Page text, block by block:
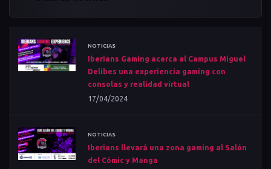
NOTICIAS
Iberians Gaming acerca al Campus Miguel
Delibes una experiencia gaming con
consolas y realidad virtual
17/04/2024
NOTICIAS
Iberians llevará una zona gaming al Salón
del Cómic y Manga